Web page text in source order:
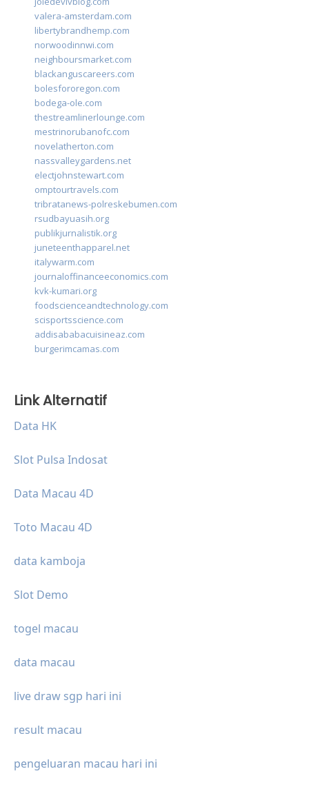
valera-amsterdam.com
libertybrandhemp.com
norwoodinnwi.com
neighboursmarket.com
blackanguscareers.com
bolesfororegon.com
bodega-ole.com
thestreamlinerlounge.com
mestrinorubanofc.com
novelatherton.com
nassvalleygardens.net
electjohnstewart.com
omptourtravels.com
tribratanews-polreskebumen.com
rsudbayuasih.org
publikjurnalistik.org
juneteenthapparel.net
italywarm.com
journaloffinanceeconomics.com
kvk-kumari.org
foodscienceandtechnology.com
scisportsscience.com
addisababacuisineaz.com
burgerimcamas.com
Link Alternatif
Data HK
Slot Pulsa Indosat
Data Macau 4D
Toto Macau 4D
data kamboja
Slot Demo
togel macau
data macau
live draw sgp hari ini
result macau
pengeluaran macau hari ini